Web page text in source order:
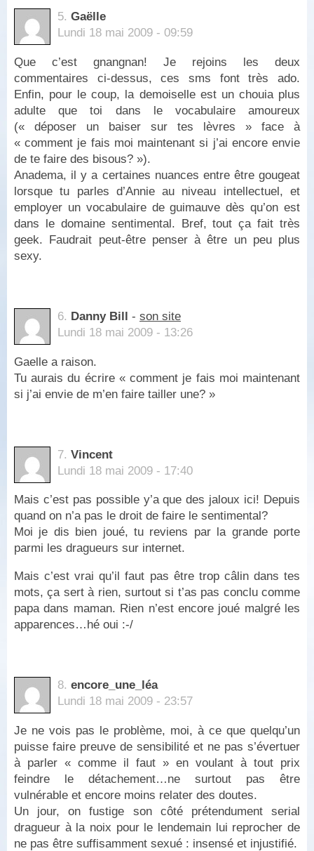
5. Gaëlle
Lundi 18 mai 2009 - 09:59
Que c’est gnangnan! Je rejoins les deux
commentaires ci-dessus, ces sms font très ado.
Enfin, pour le coup, la demoiselle est un chouia plus
adulte que toi dans le vocabulaire amoureux
(« déposer un baiser sur tes lèvres » face à
« comment je fais moi maintenant si j’ai encore envie
de te faire des bisous? »).
Anadema, il y a certaines nuances entre être gougeat
lorsque tu parles d’Annie au niveau intellectuel, et
employer un vocabulaire de guimauve dès qu’on est
dans le domaine sentimental. Bref, tout ça fait très
geek. Faudrait peut-être penser à être un peu plus
sexy.
6. Danny Bill - son site
Lundi 18 mai 2009 - 13:26
Gaelle a raison.
Tu aurais du écrire « comment je fais moi maintenant
si j’ai envie de m’en faire tailler une? »
7. Vincent
Lundi 18 mai 2009 - 17:40
Mais c’est pas possible y’a que des jaloux ici! Depuis
quand on n’a pas le droit de faire le sentimental?
Moi je dis bien joué, tu reviens par la grande porte
parmi les dragueurs sur internet.
Mais c’est vrai qu’il faut pas être trop câlin dans tes
mots, ça sert à rien, surtout si t’as pas conclu comme
papa dans maman. Rien n’est encore joué malgré les
apparences…hé oui :-/
8. encore_une_léa
Lundi 18 mai 2009 - 23:57
Je ne vois pas le problème, moi, à ce que quelqu’un
puisse faire preuve de sensibilité et ne pas s’évertuer
à parler « comme il faut » en voulant à tout prix
feindre le détachement…ne surtout pas être
vulnérable et encore moins relater des doutes.
Un jour, on fustige son côté prétendument serial
dragueur à la noix pour le lendemain lui reprocher de
ne pas être suffisamment sexué : insensé et injustifié.